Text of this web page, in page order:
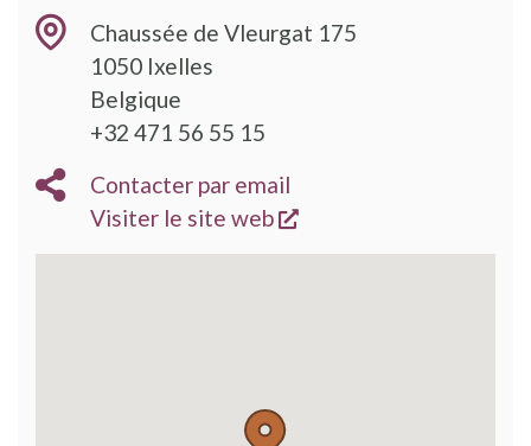
Chaussée de Vleurgat 175
1050 Ixelles
Belgique
+32 471 56 55 15
Contacter par email
Visiter le site web
s'ouvre dans une